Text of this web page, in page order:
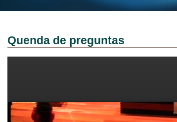
Quenda de preguntas